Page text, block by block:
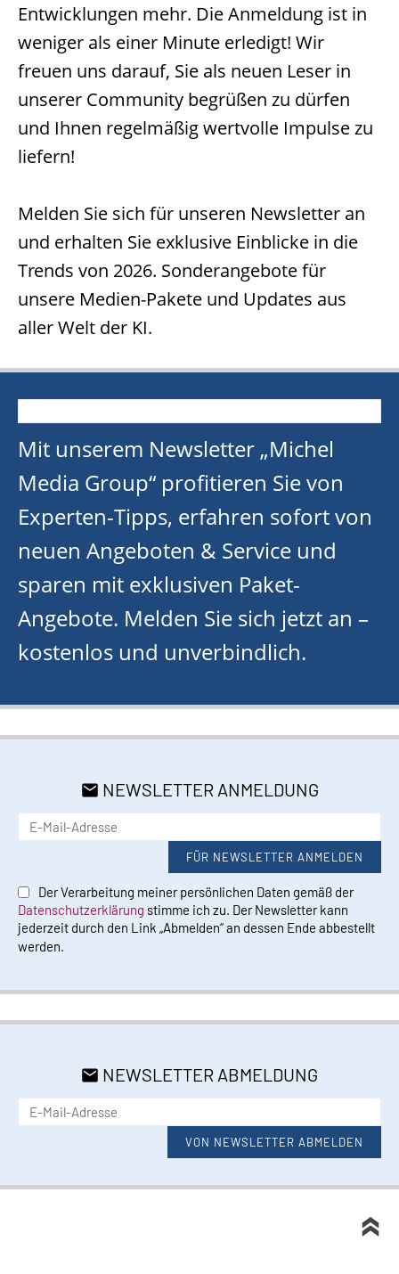
Entwicklungen mehr. Die Anmeldung ist in
weniger als einer Minute erledigt! Wir
freuen uns darauf, Sie als neuen Leser in
unserer Community begrüßen zu dürfen
und Ihnen regelmäßig wertvolle Impulse zu
liefern!
Melden Sie sich für unseren Newsletter an
und erhalten Sie exklusive Einblicke in die
Trends von 2026. Sonderangebote für
unsere Medien-Pakete und Updates aus
aller Welt der KI.
Mit unserem Newsletter „Michel
Media Group“ profitieren Sie von
Experten-Tipps, erfahren sofort von
neuen Angeboten & Service und
sparen mit exklusiven Paket-
Angebote. Melden Sie sich jetzt an –
kostenlos und unverbindlich.
NEWSLETTER ANMELDUNG
Der Verarbeitung meiner persönlichen Daten gemäß der
Datenschutzerklärung stimme ich zu. Der Newsletter kann
jederzeit durch den Link „Abmelden“ an dessen Ende abbestellt
werden.
NEWSLETTER ABMELDUNG